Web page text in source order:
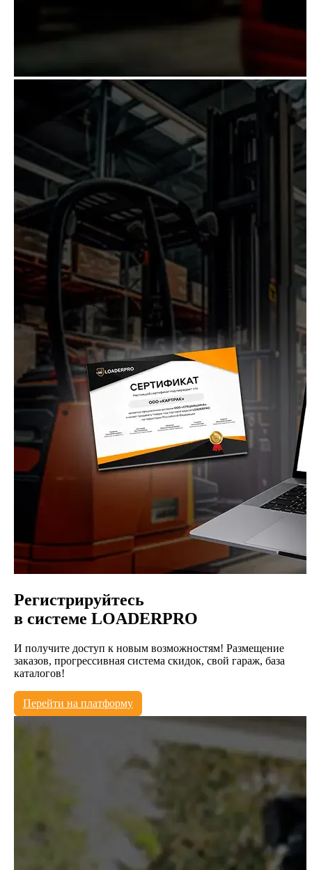
Регистрируйтесь
в системе LOADERPRO
И получите доступ к новым возможностям! Размещение
заказов, прогрессивная система скидок, свой гараж, база
каталогов!
Перейти на платформу